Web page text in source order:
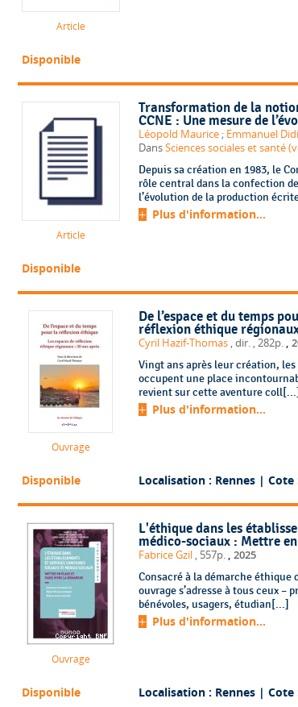
Article
Disponible
Article
Transformation de la
CCNE : Une mesure de
Léopold Maurice ; Emmanuel
DansSciences sociales et santé
Depuis sa création en 1983, le
rôle central dans la confection
l’évolution de la production
Plus d'information...
Disponible
Ouvrage
De l’espace et du temps
réflexion éthique
Cyril Hazif-Thomas , dir. , 282p. ,
Vingt ans après leur création,
occupent une place
revient sur cette aventure coll[...]
Plus d'information...
Disponible Localisation : Rennes | Cote
Ouvrage
L'éthique dans les
médico-sociaux : Mettre
Fabrice Gzil , 557p. , 2025
Consacré à la démarche
ouvrage s’adresse à tous ceux –
bénévoles, usagers, étudian[...]
Plus d'information...
Disponible Localisation : Rennes | Cote